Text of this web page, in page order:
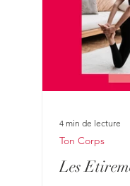
Les
Ton Corps
4 min de lecture